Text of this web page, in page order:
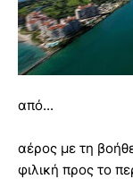
από...
αέρος με τη
φιλική προς το